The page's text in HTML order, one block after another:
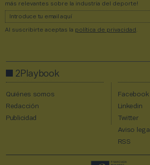
más relevantes sobre la industria del deporte!
Al suscribirte aceptas la política de privacidad
2Playbook
Quiénes somos
Redacción
Publicidad
Facebook
Linkedin
Twitter
Aviso legal
RSS